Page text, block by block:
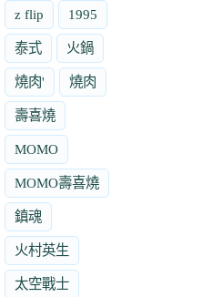
z flip 1995
泰式 火鍋
燒肉' 燒肉
壽喜燒
MOMO
MOMO壽喜燒
鎮魂
火村英生
太空戰士